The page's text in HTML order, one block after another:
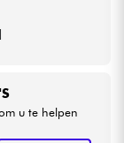
u te helpen